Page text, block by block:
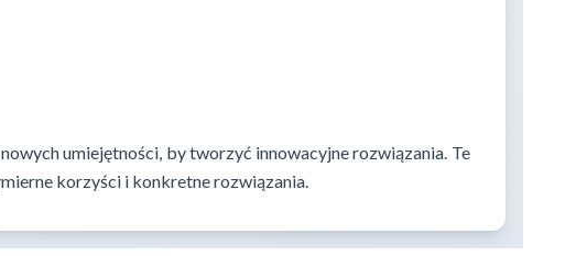
umiejętności, by tworzyć innowacyjne rozwiązania. Te
korzyści i konkretne rozwiązania.